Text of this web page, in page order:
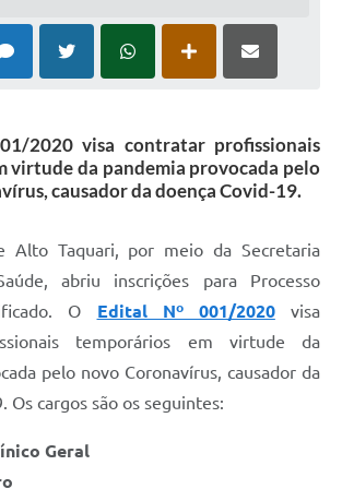
2020 visa contratar profissionais
virtude da pandemia provocada pelo
causador da doença Covid-19.
Alto Taquari, por meio da Secretaria
abriu inscrições para Processo
O Edital Nº 001/2020visa
temporários em virtude da
pelo novo Coronavírus, causador da
Os cargos são os seguintes:
Geral